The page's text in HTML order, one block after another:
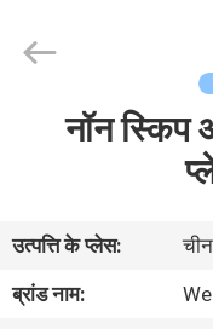
वीडियो
Rights
नॉन स्किप
उत्पत्ति के प्लेस:
चीन
ब्रांड नाम: